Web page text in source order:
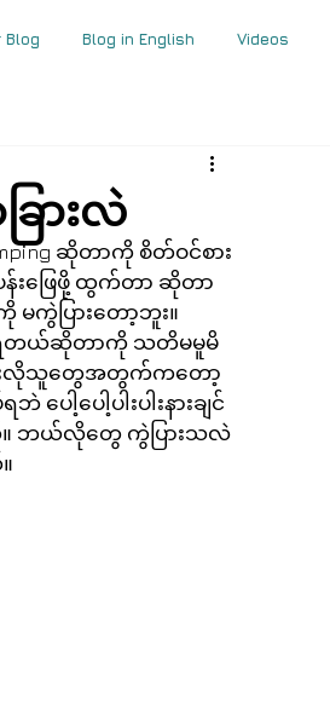
Blog Blog in English Videos
ြားလဲ
ဆိုတာကို စိတ်ဝင်စား
းဖြေဖို့ ထွက်တာ ဆိုတာ
မကွဲပြားတော့ဘူး။
းရတယ်ဆိုတာကို သတိမမူမိ
ားလိုသူတွေအတွက်ကတော့
ပေါ့ပါးပါးနားချင်
။ ဘယ်လိုတွေ ကွဲပြားသလဲ